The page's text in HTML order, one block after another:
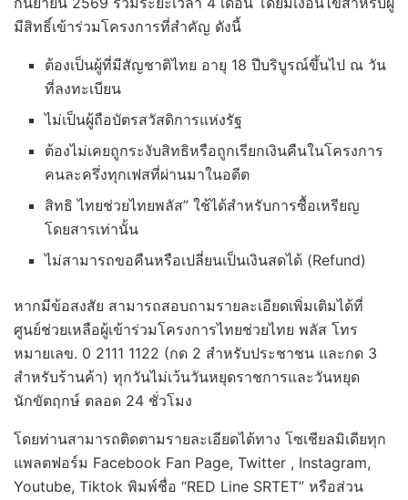
มีสิทธิ์เข้าร่วมโครงการที่สำคัญ ดังนี้
ต้องเป็นผู้ที่มีสัญชาติไทย อายุ 18 ปีบริบูรณ์ขึ้นไป ณ วัน
ที่ลงทะเบียน
ไม่เป็นผู้ถือบัตรสวัสดิการแห่งรัฐ
ต้องไม่เคยถูกระงับสิทธิหรือถูกเรียกเงินคืนในโครงการ
คนละครึ่งทุกเฟสที่ผ่านมาในอดีต
สิทธิ ไทยช่วยไทยพลัส” ใช้ได้สำหรับการซื้อเหรียญ
โดยสารเท่านั้น
ไม่สามารถขอคืนหรือเปลี่ยนเป็นเงินสดได้ (Refund)
หากมีข้อสงสัย สามารถสอบถามรายละเอียดเพิ่มเติมได้ที่
ศูนย์ช่วยเหลือผู้เข้าร่วมโครงการไทยช่วยไทย พลัส โทร
หมายเลข. 0 2111 1122 (กด 2 สำหรับประชาชน และกด 3
สำหรับร้านค้า) ทุกวันไม่เว้นวันหยุดราชการและวันหยุด
นักขัตฤกษ์ ตลอด 24 ชั่วโมง
โดยท่านสามารถติดตามรายละเอียดได้ทาง โซเชียลมิเดียทุก
แพลตฟอร์ม Facebook Fan Page, Twitter , Instagram,
Youtube, Tiktok พิมพ์ชื่อ “RED Line SRTET” หรือส่วน